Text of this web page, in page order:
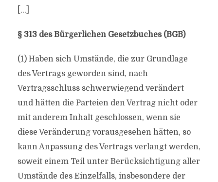
[…]
§ 313 des Bürgerlichen Gesetzbuches (BGB)
(1) Haben sich Umstände, die zur Grundlage
des Vertrags geworden sind, nach
Vertragsschluss schwerwiegend verändert
und hätten die Parteien den Vertrag nicht oder
mit anderem Inhalt geschlossen, wenn sie
diese Veränderung vorausgesehen hätten, so
kann Anpassung des Vertrags verlangt werden,
soweit einem Teil unter Berücksichtigung aller
Umstände des Einzelfalls, insbesondere der